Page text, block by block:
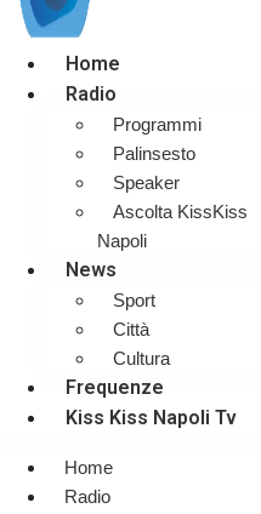
Home
Radio
Programmi
Palinsesto
Speaker
Ascolta KissKiss
Napoli
News
Sport
Città
Cultura
Frequenze
Kiss Kiss Napoli Tv
Home
Radio